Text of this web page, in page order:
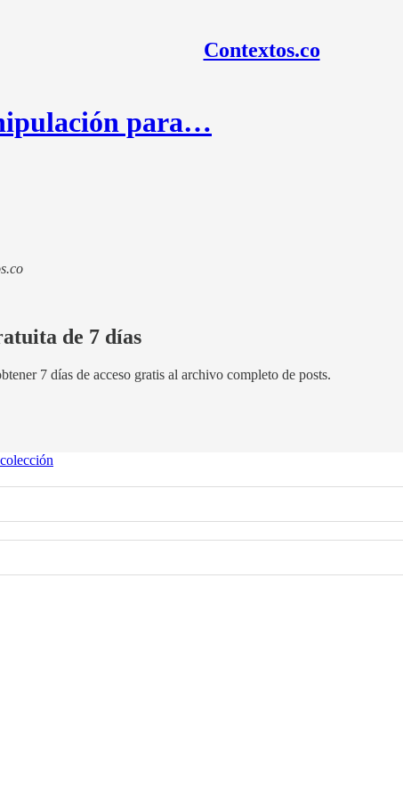
Contextos.co
para…
de 7 días
7 días de acceso gratis al archivo completo de posts.